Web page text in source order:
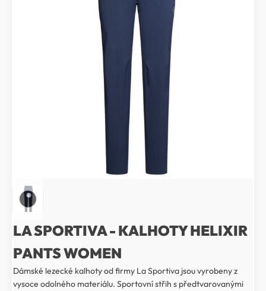
LA SPORTIVA - KALHOTY HELIXIR
PANTS WOMEN
Dámské lezecké kalhoty od firmy La Sportiva jsou vyrobeny z
vysoce odolného materiálu. Sportovní střih s předtvarovanými